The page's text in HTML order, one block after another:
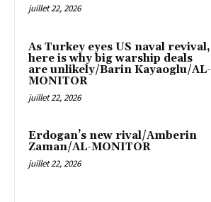
juillet 22, 2026
As Turkey eyes US naval revival,
here is why big warship deals
are unlikely/Barin Kayaoglu/AL-
MONITOR
juillet 22, 2026
Erdogan’s new rival/Amberin
Zaman/AL-MONITOR
juillet 22, 2026